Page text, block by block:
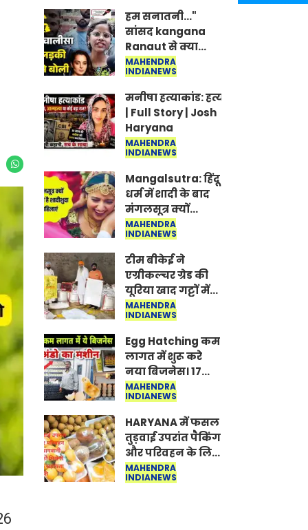
हम सनातनी..."
सांसद kangana
Ranaut से क्या
बोली लड़की? Viral
Jantar-Mantar |
CJP protest
MAHENDRA
INDIANEWS
मनीषा हत्याकांड: हत्या, आत्महत्या या
| Full Story | Josh
Haryana
MAHENDRA
INDIANEWS
Mangalsutra: हिंदू
धर्म में शादी के बाद
मंगलसूत्र क्यों
पहनती है महिलाएं,
किसने शुरु की ये
परंपरा
MAHENDRA
INDIANEWS
टीम बीकेई ने
एग्रीकल्चर ग्रेड की
यूरिया खाद गट्टों में
बदलकर टेक्निकल
ग्रेड में बेचने वालों पर
करवाई कार्रवाई:
लखविंदर सिंह
औलख
MAHENDRA
INDIANEWS
Egg Hatching कम
लागत में शुरू करे
नया बिजनेस। 17
हजार रुपए से शुरू
करे। Egg Hatching
Machine
MAHENDRA
INDIANEWS
HARYANA में फसल
तुड़वाई उपरांत पैकिंग
और परिवहन के लिए
बागवानी किसानों
को मिलेगी 70 %
MAHENDRA
INDIANEWS